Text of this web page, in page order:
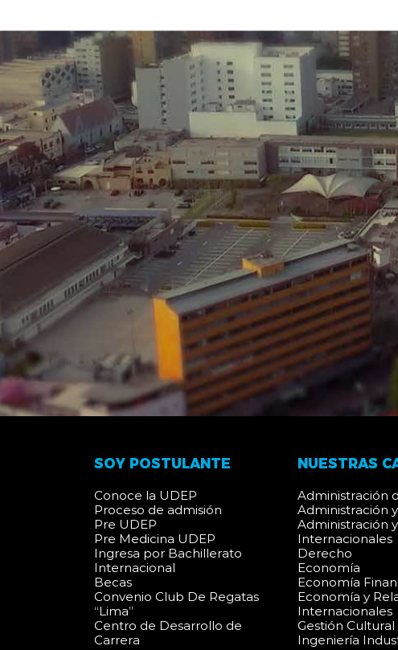
SOY POSTULANTE
Conoce la UDEP
Proceso de admisión
Pre UDEP
Pre Medicina UDEP
Ingresa por Bachillerato
Internacional
Becas
Convenio Club De Regatas
“Lima”
Centro de Desarrollo de
Carrera
NUESTRAS
Administración
Administración
Administración
Internacionales
Derecho
Economía
Economía
Economía y
Internacionales
Gestión Cultural
Ingeniería